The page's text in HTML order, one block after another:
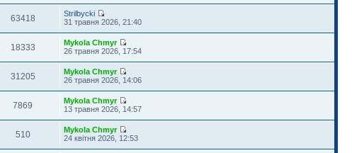
63418
Strilbycki
31 травня 2026, 21:40
18333
Mykola Chmyr
26 травня 2026, 17:54
31205
Mykola Chmyr
26 травня 2026, 14:06
7869
Mykola Chmyr
13 травня 2026, 14:57
510
Mykola Chmyr
24 квітня 2026, 12:53